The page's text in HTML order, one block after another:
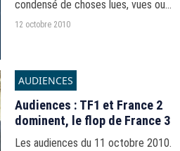
condensé de choses lues, vues ou
entendues par la rédaction.
12 octobre 2010
AUDIENCES
Audiences : TF1 et France 2
dominent, le flop de France 3
Les audiences du 11 octobre 2010.